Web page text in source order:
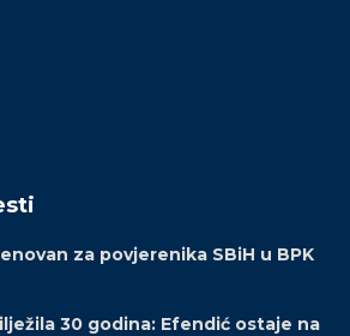
za povjerenika SBiH u BPK
30 godina: Efendić ostaje na